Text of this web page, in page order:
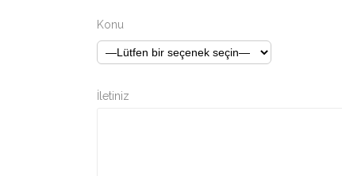
Konu
İletiniz